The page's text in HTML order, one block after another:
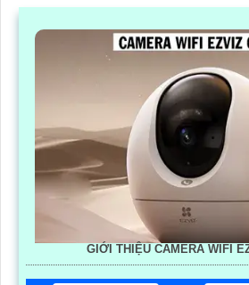
GIỚI THIỆU CAMERA WIFI